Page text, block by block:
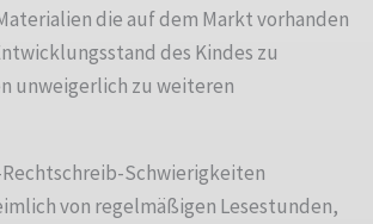
die auf dem Markt vorhanden
des Kindes zu
unweigerlich zu weiteren
Schwierigkeiten
von regelmäßigen Lesestunden,